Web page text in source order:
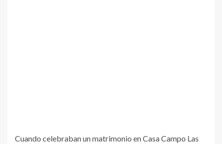
Cuando celebraban un matrimonio en Casa Campo Las